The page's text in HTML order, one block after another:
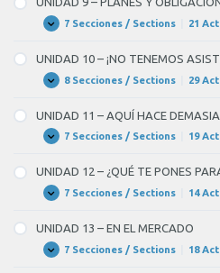
LAS
HORAS
Expandir
UNIDAD
–
PLANES
Y
OBLIGACIONES
7 Secciones / Sections 21
UNIDAD 10 – ¡NO TENEMOS
Expandir
UNIDAD
–
¡NO
TENEMOS
ASISTENTA!
8 Secciones / Sections 29
UNIDAD 11 – AQUÍ HACE
Expandir
UNIDAD
–
AQUÍ
HACE
DEMASIADO
7 Secciones / Sections 19
UNIDAD 12 – ¿QUÉ TE PONES
Expandir
UNIDAD
–
¿QUÉ
TE
PONES
7 Secciones / Sections 14
UNIDAD 13 – EN EL MERCADO
Expandir
UNIDAD7 Secciones / Sections 18